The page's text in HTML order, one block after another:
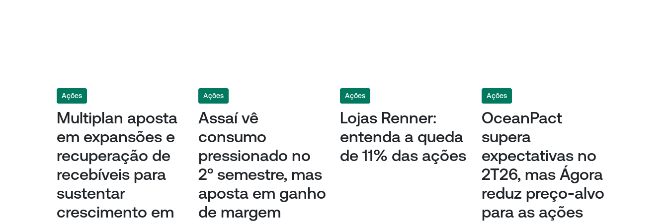
Ações
Multiplan aposta
em expansões e
recuperação de
recebíveis para
sustentar
crescimento em
Ações
Assaí vê
consumo
pressionado no
2º semestre, mas
aposta em ganho
de margem
Ações
Lojas Renner:
entenda a queda
de 11% das ações
Ações
OceanPact
supera
expectativas no
2T26, mas Ágora
reduz preço-alvo
para as ações